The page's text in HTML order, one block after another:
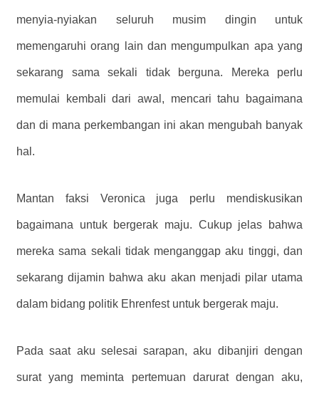
menyia-nyiakan seluruh musim dingin untuk
memengaruhi orang lain dan mengumpulkan apa yang
sekarang sama sekali tidak berguna. Mereka perlu
memulai kembali dari awal, mencari tahu bagaimana
dan di mana perkembangan ini akan mengubah banyak
hal.
Mantan faksi Veronica juga perlu mendiskusikan
bagaimana untuk bergerak maju. Cukup jelas bahwa
mereka sama sekali tidak menganggap aku tinggi, dan
sekarang dijamin bahwa aku akan menjadi pilar utama
dalam bidang politik Ehrenfest untuk bergerak maju.
Pada saat aku selesai sarapan, aku dibanjiri dengan
surat yang meminta pertemuan darurat dengan aku,